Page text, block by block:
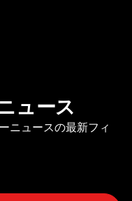
ュース
ニュースの最新フィ